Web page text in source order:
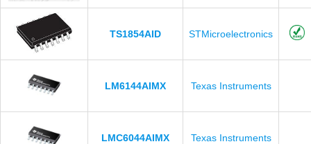
TS1854AID STMicroelectronics
LM6144AIMX Texas Instruments
LMC6044AIMX Texas Instruments